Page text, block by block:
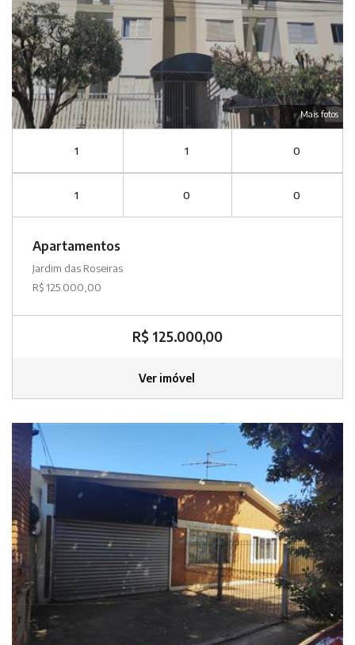
Mais fotos
1 1 0
1 0 0
Apartamentos
Jardim das Roseiras
R$ 125.000,00
R$ 125.000,00
Ver imóvel